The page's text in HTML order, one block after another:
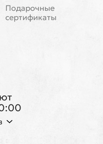
Подарочные
сертификаты